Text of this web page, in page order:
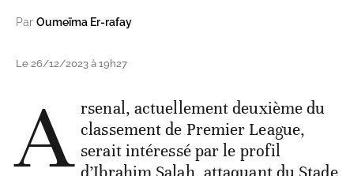
Par Oumeïma Er-rafay
Le 26/12/2023 à 19h27
A rsenal, actuellement deuxième du
classement de Premier League,
serait intéressé par le profil